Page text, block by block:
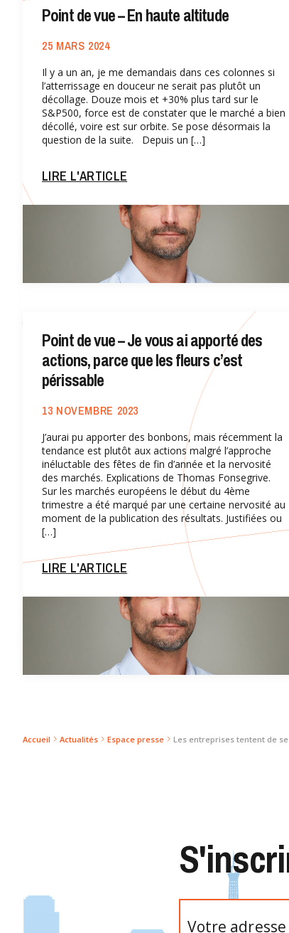
Point de vue – En haute altitude
25 MARS 2024
Il y a un an, je me demandais dans ces colonnes si
l’atterrissage en douceur ne serait pas plutôt un
décollage. Douze mois et +30% plus tard sur le
S&P500, force est de constater que le marché a bien
décollé, voire est sur orbite. Se pose désormais la
question de la suite. Depuis un […]
LIRE L'ARTICLE
Point de vue – Je vous ai apporté des
actions, parce que les fleurs c’est
périssable
13 NOVEMBRE 2023
J’aurai pu apporter des bonbons, mais récemment la
tendance est plutôt aux actions malgré l’approche
inéluctable des fêtes de fin d’année et la nervosité
des marchés. Explications de Thomas Fonsegrive.
Sur les marchés européens le début du 4ème
trimestre a été marqué par une certaine nervosité au
moment de la publication des résultats. Justifiées ou
[…]
LIRE L'ARTICLE
Accueil Actualités Espace presse Les entreprises tentent de